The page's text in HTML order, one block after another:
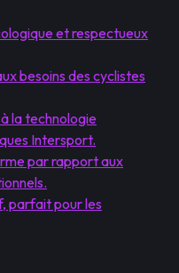
et respectueux
besoins des cyclistes
la technologie
Intersport.
par rapport aux
parfait pour les